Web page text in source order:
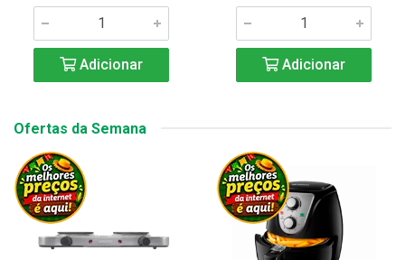
Adicionar Adicionar
Ofertas da Semana